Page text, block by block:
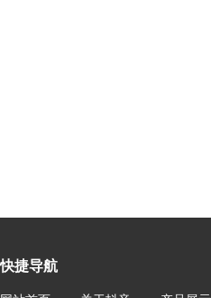
快捷导航